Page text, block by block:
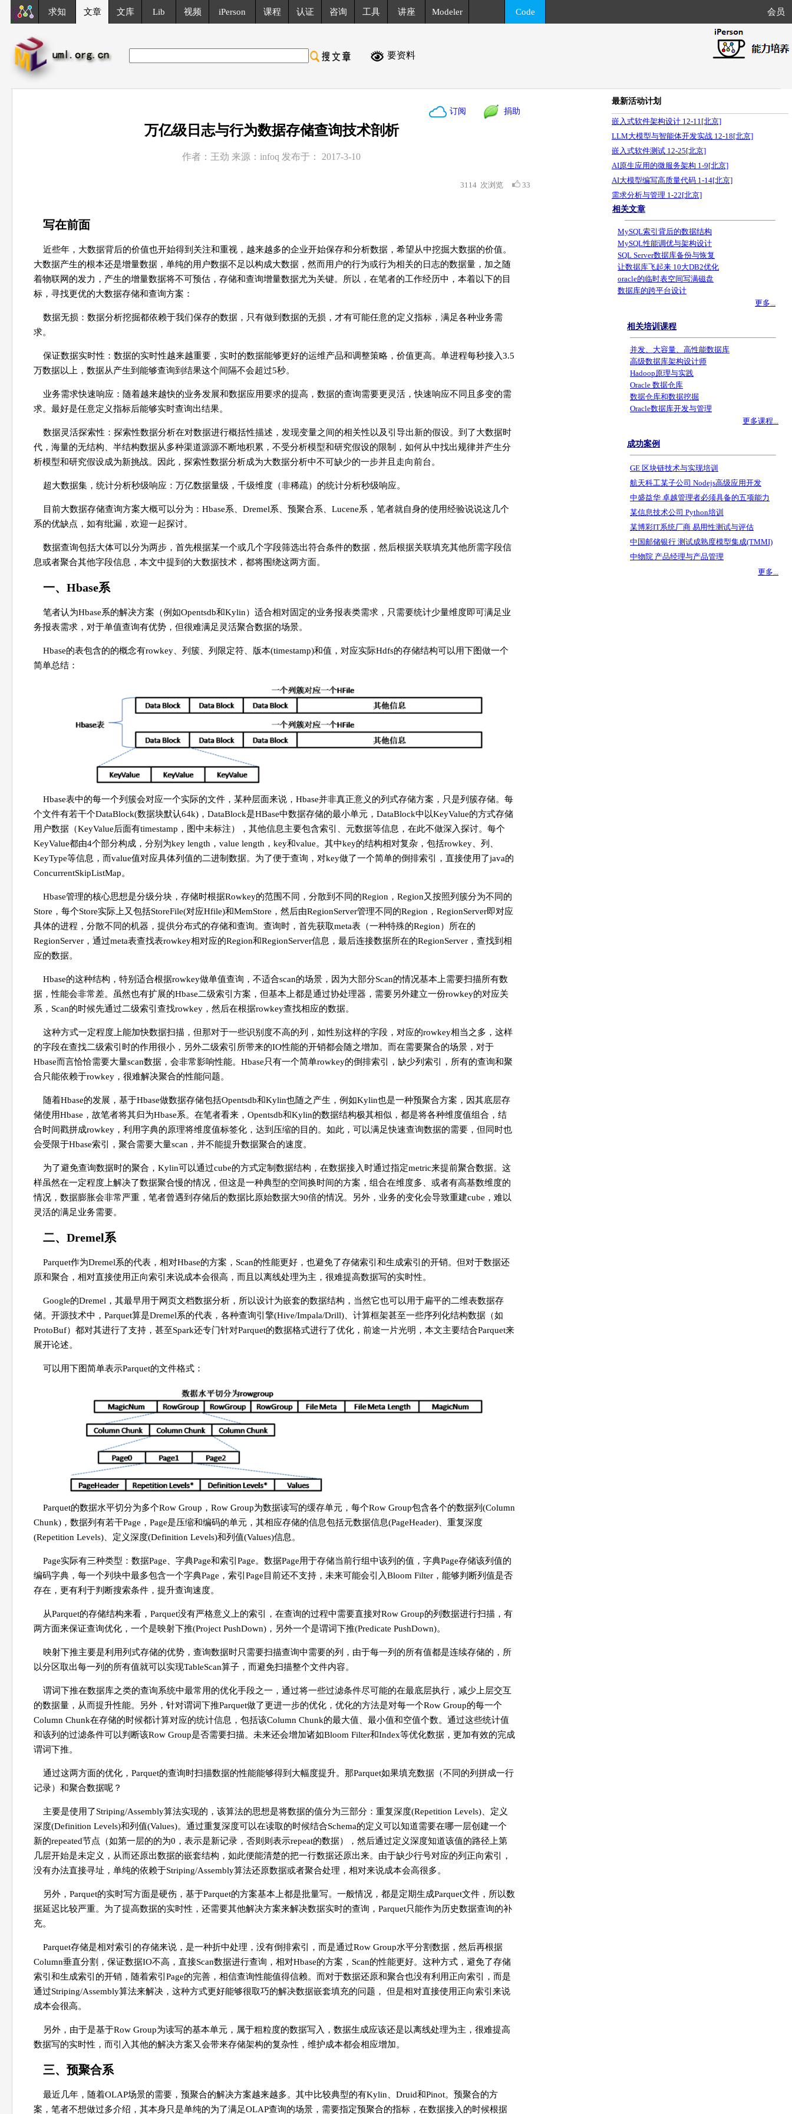
求知 文章 文库 Lib 视频 iPerson 课程 认证 咨询 工具 讲座 Modeler Code 会员
要资料
订阅 捐助
万亿级日志与行为数据存储查询技术剖析
作者：王劲 来源：infoq 发布于： 2017-3-10
3114 次浏览 33
写在前面
近些年，大数据背后的价值也开始得到关注和重视，越来越多的企业开始保存和分析数据，希望从中挖掘大数据的价值。
大数据产生的根本还是增量数据，单纯的用户数据不足以构成大数据，然而用户的行为或行为相关的日志的数据量，加之随
着物联网的发力，产生的增量数据将不可预估，存储和查询增量数据尤为关键。所以，在笔者的工作经历中，本着以下的目
标，寻找更优的大数据存储和查询方案：
数据无损：数据分析挖掘都依赖于我们保存的数据，只有做到数据的无损，才有可能任意的定义指标，满足各种业务需
求。
保证数据实时性：数据的实时性越来越重要，实时的数据能够更好的运维产品和调整策略，价值更高。单进程每秒接入3.5
万数据以上，数据从产生到能够查询到结果这个间隔不会超过5秒。
业务需求快速响应：随着越来越快的业务发展和数据应用要求的提高，数据的查询需要更灵活，快速响应不同且多变的需
求。最好是任意定义指标后能够实时查询出结果。
数据灵活探索性：探索性数据分析在对数据进行概括性描述，发现变量之间的相关性以及引导出新的假设。到了大数据时
代，海量的无结构、半结构数据从多种渠道源源不断地积累，不受分析模型和研究假设的限制，如何从中找出规律并产生分
析模型和研究假设成为新挑战。因此，探索性数据分析成为大数据分析中不可缺少的一步并且走向前台。
超大数据集，统计分析秒级响应：万亿数据量级，千级维度（非稀疏）的统计分析秒级响应。
目前大数据存储查询方案大概可以分为：Hbase系、Dremel系、预聚合系、Lucene系，笔者就自身的使用经验说说这几个
系的优缺点，如有纰漏，欢迎一起探讨。
数据查询包括大体可以分为两步，首先根据某一个或几个字段筛选出符合条件的数据，然后根据关联填充其他所需字段信
息或者聚合其他字段信息，本文中提到的大数据技术，都将围绕这两方面。
一、Hbase系
笔者认为Hbase系的解决方案（例如Opentsdb和Kylin）适合相对固定的业务报表类需求，只需要统计少量维度即可满足业
务报表需求，对于单值查询有优势，但很难满足灵活聚合数据的场景。
Hbase的表包含的的概念有rowkey、列簇、列限定符、版本(timestamp)和值，对应实际Hdfs的存储结构可以用下图做一个
简单总结：
Hbase表中的每一个列簇会对应一个实际的文件，某种层面来说，Hbase并非真正意义的列式存储方案，只是列簇存储。每
个文件有若干个DataBlock(数据块默认64k)，DataBlock是HBase中数据存储的最小单元，DataBlock中以KeyValue的方式存储
用户数据（KeyValue后面有timestamp，图中未标注），其他信息主要包含索引、元数据等信息，在此不做深入探讨。每个
KeyValue都由4个部分构成，分别为key length，value length，key和value。其中key的结构相对复杂，包括rowkey、列、
KeyType等信息，而value值对应具体列值的二进制数据。为了便于查询，对key做了一个简单的倒排索引，直接使用了java的
ConcurrentSkipListMap。
Hbase管理的核心思想是分级分块，存储时根据Rowkey的范围不同，分散到不同的Region，Region又按照列簇分为不同的
Store，每个Store实际上又包括StoreFile(对应Hfile)和MemStore，然后由RegionServer管理不同的Region，RegionServer即对应
具体的进程，分散不同的机器，提供分布式的存储和查询。查询时，首先获取meta表（一种特殊的Region）所在的
RegionServer，通过meta表查找表rowkey相对应的Region和RegionServer信息，最后连接数据所在的RegionServer，查找到相
应的数据。
Hbase的这种结构，特别适合根据rowkey做单值查询，不适合scan的场景，因为大部分Scan的情况基本上需要扫描所有数
据，性能会非常差。虽然也有扩展的Hbase二级索引方案，但基本上都是通过协处理器，需要另外建立一份rowkey的对应关
系，Scan的时候先通过二级索引查找rowkey，然后在根据rowkey查找相应的数据。
这种方式一定程度上能加快数据扫描，但那对于一些识别度不高的列，如性别这样的字段，对应的rowkey相当之多，这样
的字段在查找二级索引时的作用很小，另外二级索引所带来的IO性能的开销都会随之增加。而在需要聚合的场景，对于
Hbase而言恰恰需要大量scan数据，会非常影响性能。Hbase只有一个简单rowkey的倒排索引，缺少列索引，所有的查询和聚
合只能依赖于rowkey，很难解决聚合的性能问题。
随着Hbase的发展，基于Hbase做数据存储包括Opentsdb和Kylin也随之产生，例如Kylin也是一种预聚合方案，因其底层存
储使用Hbase，故笔者将其归为Hbase系。在笔者看来，Opentsdb和Kylin的数据结构极其相似，都是将各种维度值组合，结
合时间戳拼成rowkey，利用字典的原理将维度值标签化，达到压缩的目的。如此，可以满足快速查询数据的需要，但同时也
会受限于Hbase索引，聚合需要大量scan，并不能提升数据聚合的速度。
为了避免查询数据时的聚合，Kylin可以通过cube的方式定制数据结构，在数据接入时通过指定metric来提前聚合数据。这
样虽然在一定程度上解决了数据聚合慢的情况，但这是一种典型的空间换时间的方案，组合在维度多、或者有高基数维度的
情况，数据膨胀会非常严重，笔者曾遇到存储后的数据比原始数据大90倍的情况。另外，业务的变化会导致重建cube，难以
灵活的满足业务需要。
二、Dremel系
Parquet作为Dremel系的代表，相对Hbase的方案，Scan的性能更好，也避免了存储索引和生成索引的开销。但对于数据还
原和聚合，相对直接使用正向索引来说成本会很高，而且以离线处理为主，很难提高数据写的实时性。
Google的Dremel，其最早用于网页文档数据分析，所以设计为嵌套的数据结构，当然它也可以用于扁平的二维表数据存
储。开源技术中，Parquet算是Dremel系的代表，各种查询引擎(Hive/Impala/Drill)、计算框架甚至一些序列化结构数据（如
ProtoBuf）都对其进行了支持，甚至Spark还专门针对Parquet的数据格式进行了优化，前途一片光明，本文主要结合Parquet来
展开论述。
可以用下图简单表示Parquet的文件格式：
Parquet的数据水平切分为多个Row Group，Row Group为数据读写的缓存单元，每个Row Group包含各个的数据列(Column
Chunk)，数据列有若干Page，Page是压缩和编码的单元，其相应存储的信息包括元数据信息(PageHeader)、重复深度
(Repetition Levels)、定义深度(Definition Levels)和列值(Values)信息。
Page实际有三种类型：数据Page、字典Page和索引Page。数据Page用于存储当前行组中该列的值，字典Page存储该列值的
编码字典，每一个列块中最多包含一个字典Page，索引Page目前还不支持，未来可能会引入Bloom Filter，能够判断列值是否
存在，更有利于判断搜索条件，提升查询速度。
从Parquet的存储结构来看，Parquet没有严格意义上的索引，在查询的过程中需要直接对Row Group的列数据进行扫描，有
两方面来保证查询优化，一个是映射下推(Project PushDown)，另外一个是谓词下推(Predicate PushDown)。
映射下推主要是利用列式存储的优势，查询数据时只需要扫描查询中需要的列，由于每一列的所有值都是连续存储的，所
以分区取出每一列的所有值就可以实现TableScan算子，而避免扫描整个文件内容。
谓词下推在数据库之类的查询系统中最常用的优化手段之一，通过将一些过滤条件尽可能的在最底层执行，减少上层交互
的数据量，从而提升性能。另外，针对谓词下推Parquet做了更进一步的优化，优化的方法是对每一个Row Group的每一个
Column Chunk在存储的时候都计算对应的统计信息，包括该Column Chunk的最大值、最小值和空值个数。通过这些统计值
和该列的过滤条件可以判断该Row Group是否需要扫描。未来还会增加诸如Bloom Filter和Index等优化数据，更加有效的完成
谓词下推。
通过这两方面的优化，Parquet的查询时扫描数据的性能能够得到大幅度提升。那Parquet如果填充数据（不同的列拼成一行
记录）和聚合数据呢？
主要是使用了Striping/Assembly算法实现的，该算法的思想是将数据的值分为三部分：重复深度(Repetition Levels)、定义
深度(Definition Levels)和列值(Values)。通过重复深度可以在读取的时候结合Schema的定义可以知道需要在哪一层创建一个
新的repeated节点（如第一层的的为0，表示是新记录，否则则表示repeat的数据），然后通过定义深度知道该值的路径上第
几层开始是未定义，从而还原出数据的嵌套结构，如此便能清楚的把一行数据还原出来。由于缺少行号对应的列正向索引，
没有办法直接寻址，单纯的依赖于Striping/Assembly算法还原数据或者聚合处理，相对来说成本会高很多。
另外，Parquet的实时写方面是硬伤，基于Parquet的方案基本上都是批量写。一般情况，都是定期生成Parquet文件，所以数
据延迟比较严重。为了提高数据的实时性，还需要其他解决方案来解决数据实时的查询，Parquet只能作为历史数据查询的补
充。
Parquet存储是相对索引的存储来说，是一种折中处理，没有倒排索引，而是通过Row Group水平分割数据，然后再根据
Column垂直分割，保证数据IO不高，直接Scan数据进行查询，相对Hbase的方案，Scan的性能更好。这种方式，避免了存储
索引和生成索引的开销，随着索引Page的完善，相信查询性能值得信赖。而对于数据还原和聚合也没有利用正向索引，而是
通过Striping/Assembly算法来解决，这种方式更好能够很取巧的解决数据嵌套填充的问题， 但是相对直接使用正向索引来说
成本会很高。
另外，由于是基于Row Group为读写的基本单元，属于粗粒度的数据写入，数据生成应该还是以离线处理为主，很难提高
数据写的实时性，而引入其他的解决方案又会带来存储架构的复杂性，维护成本都会相应增加。
三、预聚合系
最近几年，随着OLAP场景的需要，预聚合的解决方案越来越多。其中比较典型的有Kylin、Druid和Pinot。预聚合的方
案，笔者不想做过多介绍，其本身只是单纯的为了满足OLAP查询的场景，需要指定预聚合的指标，在数据接入的时候根据
最新活动计划
嵌入式软件架构设计 12-11[北京]
LLM大模型与智能体开发实战 12-18[北京]
嵌入式软件测试 12-25[北京]
AI原生应用的微服务架构 1-9[北京]
AI大模型编写高质量代码 1-14[北京]
需求分析与管理 1-22[北京]
相关文章
MySQL索引背后的数据结构
MySQL性能调优与架构设计
SQL Server数据库备份与恢复
让数据库飞起来 10大DB2优化
oracle的临时表空间写满磁盘
数据库的跨平台设计
更多...
相关培训课程
并发、大容量、高性能数据库
高级数据库架构设计师
Hadoop原理与实践
Oracle 数据仓库
数据仓库和数据挖掘
Oracle数据库开发与管理
更多课程...
成功案例
GE 区块链技术与实现培训
航天科工某子公司 Nodejs高级应用开发
中盛益华 卓越管理者必须具备的五项能力
某信息技术公司 Python培训
某博彩IT系统厂商 易用性测试与评估
中国邮储银行 测试成熟度模型集成(TMMI)
中物院 产品经理与产品管理
更多...